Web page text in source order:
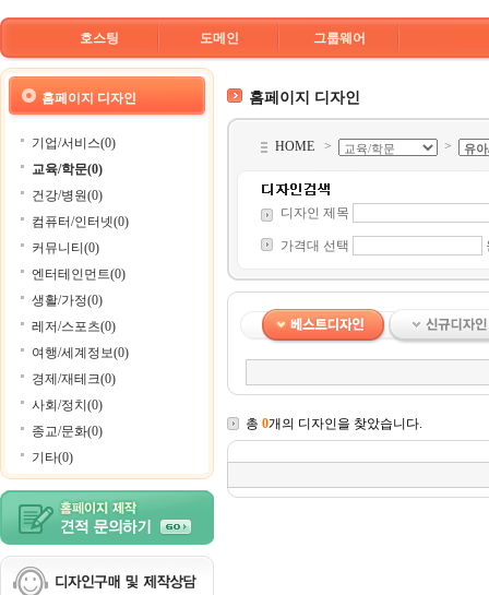
호스팅 도메인 그룹웨어
홈페이지 디자인
기업/서비스(0)
교육/학문(0)
건강/병원(0)
컴퓨터/인터넷(0)
커뮤니티(0)
엔터테인먼트(0)
생활/가정(0)
레저/스포츠(0)
여행/세계정보(0)
경제/재테크(0)
사회/정치(0)
종교/문화(0)
기타(0)
홈페이지 디자인
HOME > >
디자인 제목
가격대 선택
총 0개의 디자인을 찾았습니다.